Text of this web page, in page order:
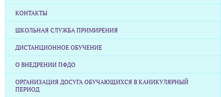
КОНТАКТЫ
ШКОЛЬНАЯ СЛУЖБА ПРИМИРЕНИЯ
ДИСТАНЦИОННОЕ ОБУЧЕНИЕ
О ВНЕДРЕНИИ ПФДО
ОРГАНИЗАЦИЯ ДОСУГА ОБУЧАЮЩИХСЯ В КАНИКУЛЯРНЫЙ
ПЕРИОД